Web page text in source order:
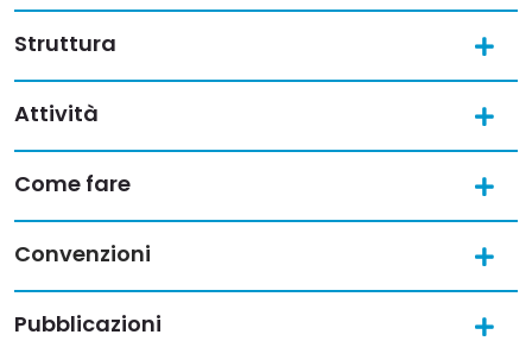
Struttura
Attività
Come fare
Convenzioni
Pubblicazioni